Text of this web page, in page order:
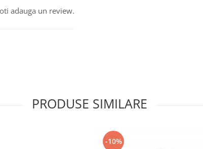
adauga un review.
PRODUSE SIMILARE
-10%